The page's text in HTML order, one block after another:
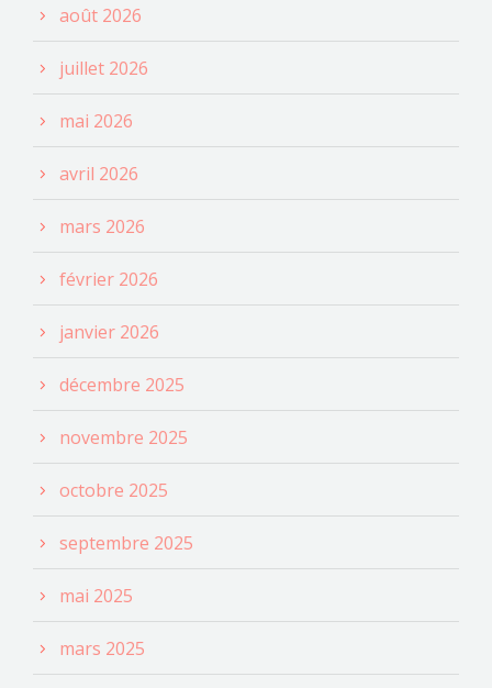
août 2026
juillet 2026
mai 2026
avril 2026
mars 2026
février 2026
janvier 2026
décembre 2025
novembre 2025
octobre 2025
septembre 2025
mai 2025
mars 2025